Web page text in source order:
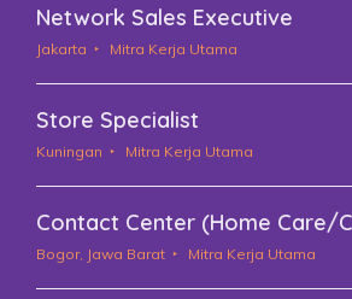
Network Sales Executive
Jakarta Mitra Kerja Utama
Store Specialist
Kuningan Mitra Kerja Utama
Contact Center (Home Care/
Bogor, Jawa Barat Mitra Kerja Utama